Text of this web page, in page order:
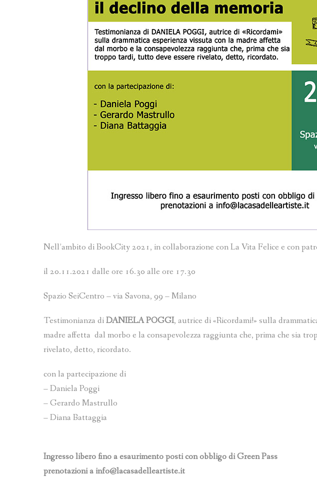
Nell’ambito di BookCity 2021, in collaborazione con La Vita Felice e con
il 20.11.2021 dalle ore 16.30 alle ore 17.30
Spazio SeiCentro – via Savona, 99 – Milano
Testimonianza diDANIELA POGGI, autrice di «Ricordami!» sulla
madre affetta dal morbo e la consapevolezza raggiunta che, prima che sia
rivelato, detto, ricordato.
con la partecipazione di
– Daniela Poggi
– Gerardo Mastrullo
– Diana Battaggia
Ingresso libero fino a esaurimento posti con obbligo di Green Pass
prenotazioni a info@lacasadelleartiste.it